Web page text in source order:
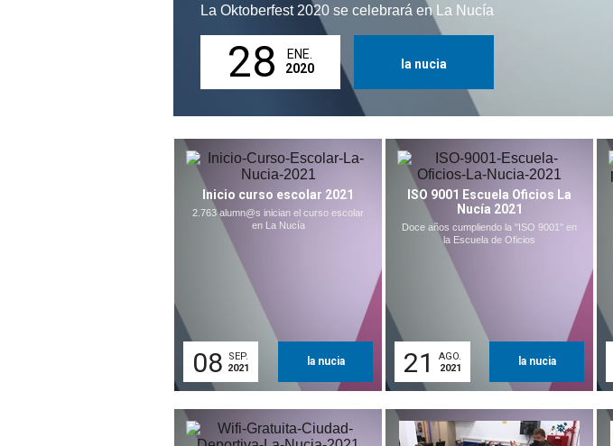
La Oktoberfest 2020 se celebrará en La Nucía
28
ENE.
2020
la nucia
Inicio curso escolar 2021
2.763 alumn@s inician el curso escolar
en La Nucía
08
SEP.
2021
la nucia
ISO 9001 Escuela Oficios La
Nucía 2021
Doce años cumpliendo la "ISO 9001" en
la Escuela de Oficios
21
AGO.
2021
la nucia